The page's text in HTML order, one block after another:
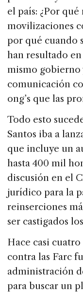
el país: ¿Por qué
movilizaciones
por qué cuando
han resultado
mismo gobierno
comunicación
ong’s que las
Todo esto
Santos iba a
que incluye un
hasta 400 mil
discusión en el
jurídico para la
reinserciones
ser castigados
Hace casi
contra las Farc
administración
para buscar un